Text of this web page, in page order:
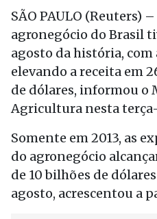
SÃO PAULO (Reuters)
agronegócio do Brasil
agosto da história, com
elevando a receita em
de dólares, informou o
Agricultura nesta
Somente em 2013, as
do agronegócio
de 10 bilhões de
agosto, acrescentou a